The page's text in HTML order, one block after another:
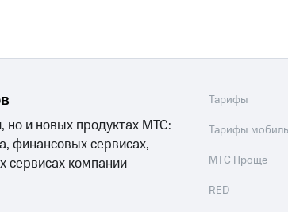
но и новых продуктах МТС:
финансовых сервисах,
сервисах компании
Тарифы
Тарифы
МТС Проще
RED